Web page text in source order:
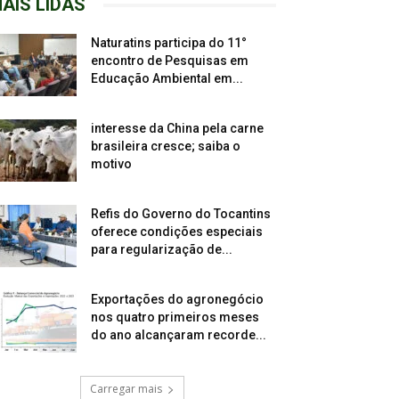
LIDAS
Naturatins participa do 11°
encontro de Pesquisas em
Educação Ambiental em...
interesse da China pela carne
brasileira cresce; saiba o
motivo
Refis do Governo do Tocantins
oferece condições especiais
para regularização de...
Exportações do agronegócio
nos quatro primeiros meses
do ano alcançaram recorde...
Carregar mais